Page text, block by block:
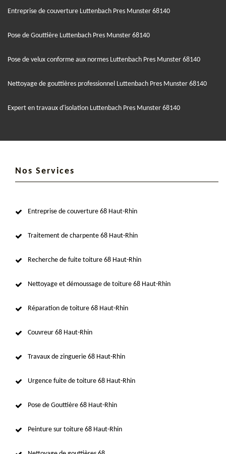
Entreprise de couverture Luttenbach Pres Munster 68140
Pose de Gouttière Luttenbach Pres Munster 68140
Pose de velux conforme aux normes Luttenbach Pres Munster 68140
Nettoyage de gouttières professionnel Luttenbach Pres Munster 68140
Expert en travaux d'isolation Luttenbach Pres Munster 68140
Nos Services
Entreprise de couverture 68 Haut-Rhin
Traitement de charpente 68 Haut-Rhin
Recherche de fuite toiture 68 Haut-Rhin
Nettoyage et démoussage de toiture 68 Haut-Rhin
Réparation de toiture 68 Haut-Rhin
Couvreur 68 Haut-Rhin
Travaux de zinguerie 68 Haut-Rhin
Urgence fuite de toiture 68 Haut-Rhin
Pose de Gouttière 68 Haut-Rhin
Peinture sur toiture 68 Haut-Rhin